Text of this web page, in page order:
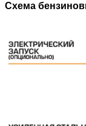
Схема